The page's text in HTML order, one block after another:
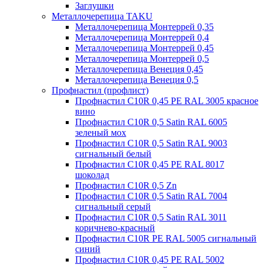
Заглушки
Металлочерепица TAKU
Металлочерепица Монтеррей 0,35
Металлочерепица Монтеррей 0,4
Металлочерепица Монтеррей 0,45
Металлочерепица Монтеррей 0,5
Металлочерепица Венеция 0,45
Металлочерепица Венеция 0,5
Профнастил (профлист)
Профнастил С10R 0,45 PE RAL 3005 красное
вино
Профнастил С10R 0,5 Satin RAL 6005
зеленый мох
Профнастил С10R 0,5 Satin RAL 9003
сигнальный белый
Профнастил С10R 0,45 PE RAL 8017
шоколад
Профнастил С10R 0,5 Zn
Профнастил С10R 0,5 Satin RAL 7004
сигнальный серый
Профнастил С10R 0,5 Satin RAL 3011
коричнево-красный
Профнастил С10R PE RAL 5005 сигнальный
синий
Профнастил С10R 0,45 PE RAL 5002